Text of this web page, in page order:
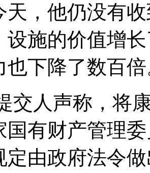
天，他仍没有
设施的价值增
也下降了数百
交人声称，将
国有财产管理
定由政府法令